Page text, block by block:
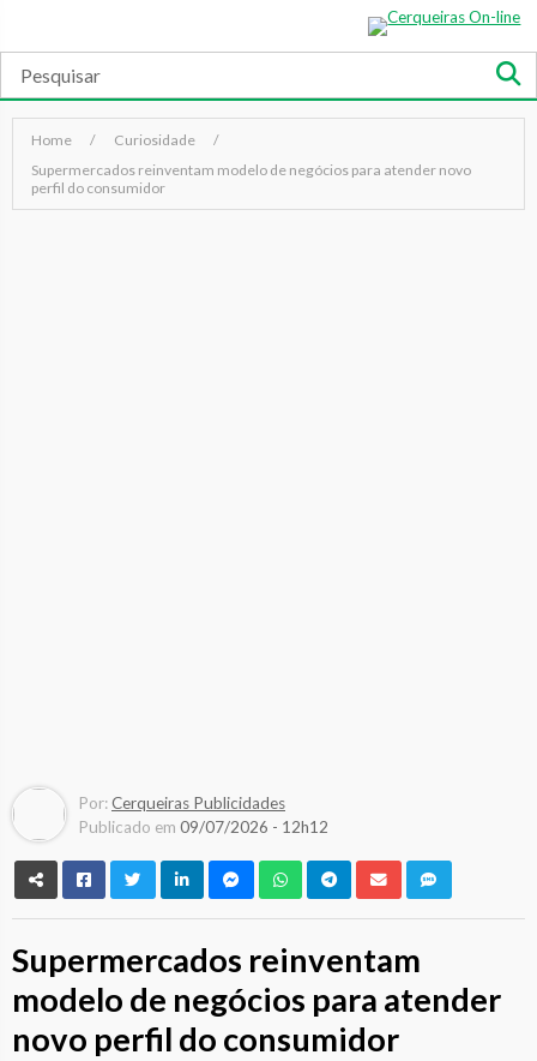
Home
Curiosidade
Supermercados reinventam modelo de negócios para atender novo
perfil do consumidor
Por:Cerqueiras Publicidades
Publicado em 09/07/2026 - 12h12
Supermercados reinventam
modelo de negócios para atender
novo perfil do consumidor